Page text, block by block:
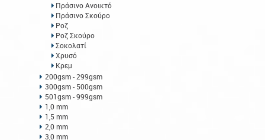
Πράσινο Ανοικτό
Πράσινο Σκούρο
Ροζ
Ροζ Σκούρο
Σοκολατί
Χρυσό
Κρεμ
200gsm - 299gsm
300gsm - 500gsm
501gsm - 999gsm
1,0 mm
1,5 mm
2,0 mm
3,0 mm